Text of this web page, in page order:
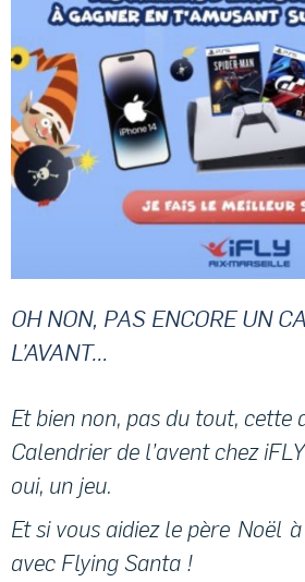
OH NON, PAS ENCORE UN
L’AVANT…
Et bien non, pas du tout, cette
Calendrier de l’avent chez
oui, un jeu.
Et si vous aidiez le père Noël
avec Flying Santa !